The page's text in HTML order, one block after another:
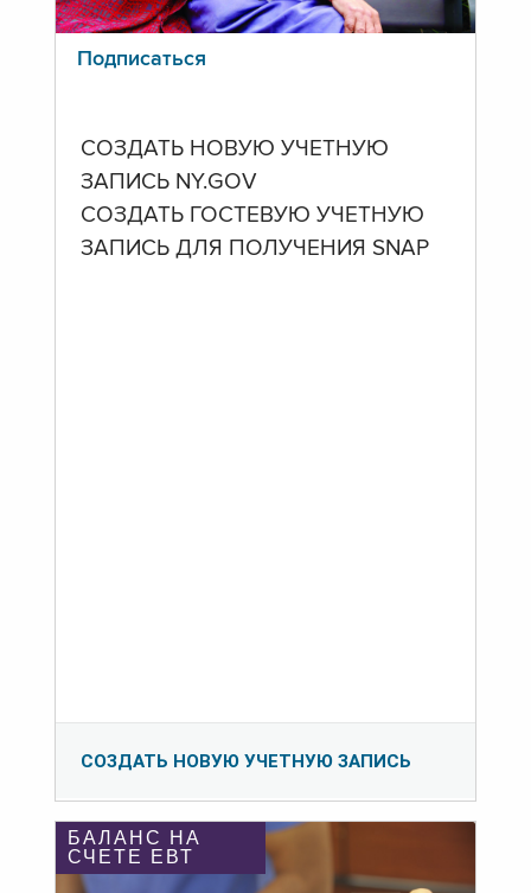
Подписаться
СОЗДАТЬ НОВУЮ УЧЕТНУЮ
ЗАПИСЬ NY.GOV
СОЗДАТЬ ГОСТЕВУЮ УЧЕТНУЮ
ЗАПИСЬ ДЛЯ ПОЛУЧЕНИЯ SNAP
СОЗДАТЬ НОВУЮ УЧЕТНУЮ ЗАПИСЬ
БАЛАНС НА
СЧЕТЕ ЕВТ